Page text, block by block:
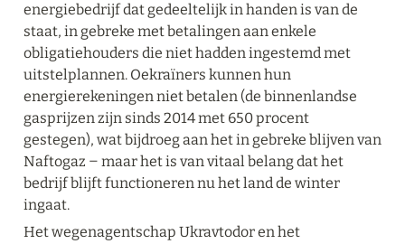
energiebedrijf dat gedeeltelijk in handen is van de
staat, in gebreke met betalingen aan enkele
obligatiehouders die niet hadden ingestemd met
uitstelplannen. Oekraïners kunnen hun
energierekeningen niet betalen (de binnenlandse
gasprijzen zijn sinds 2014 met 650 procent
gestegen), wat bijdroeg aan het in gebreke blijven van
Naftogaz ‒ maar het is van vitaal belang dat het
bedrijf blijft functioneren nu het land de winter
ingaat.
Het wegenagentschap Ukravtodor en het